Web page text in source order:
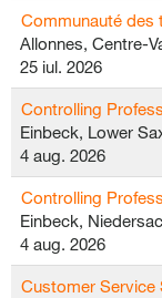
Communauté des
Allonnes, Centre-
25 iul. 2026
Controlling
Einbeck, Lower
4 aug. 2026
Controlling
Einbeck,
4 aug. 2026
Customer Service